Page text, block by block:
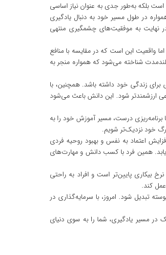
بلکه به‌طور جدی به عنوان نیاز اساسی
در طول مسیر خود به دنبال یادگیری
در نهایت به موفقیت‌های چشمگیری منتهی
واقعیت این است که در مقایسه با منافع
شناخته می‌شود که همواره منجر به
برای زندگی خود داشته باشد. همچنین، با
ارزشمندتر شود. این دانش باعث می‌شود
برنامه‌ریزی درست، مسیر آموزش خود را به
خود نزدیک‌تر شویم.
اعتماد به نفس و بهبود روحیه فردی
همین فرد با کسب دانش و مهارت‌های
بیکاری پایین‌تر است و افراد به راحتی
کند.
تبدیل شود. امروز، با سرمایه‌گذاری در
در مسیر یادگیری، شما را به سوی دنیای